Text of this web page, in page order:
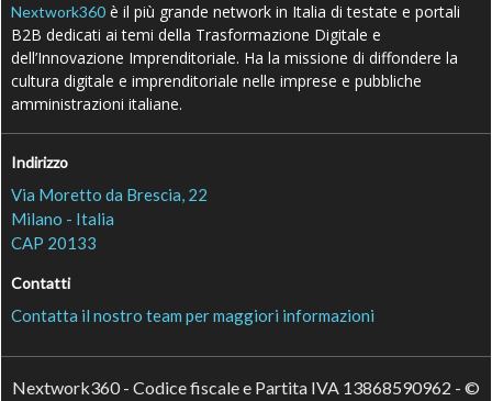
Nextwork360 è il più grande network in Italia di testate e portali
B2B dedicati ai temi della Trasformazione Digitale e
dell’Innovazione Imprenditoriale. Ha la missione di diffondere la
cultura digitale e imprenditoriale nelle imprese e pubbliche
amministrazioni italiane.
Indirizzo
Via Moretto da Brescia, 22
Milano - Italia
CAP 20133
Contatti
Contatta il nostro team per maggiori informazioni
Nextwork360 - Codice fiscale e Partita IVA 13868590962 - ©